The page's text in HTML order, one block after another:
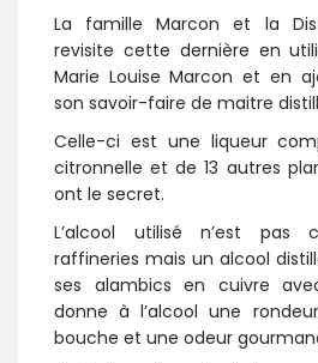
La famille Marcon et la
revisite cette dernière en
Marie Louise Marcon et en
son savoir-faire de maitre
Celle-ci est une liqueur
citronnelle et de 13 autres
ont le secret.
L’alcool utilisé n’est pas
raffineries mais un alcool
ses alambics en cuivre
donne à l’alcool une
bouche et une odeur